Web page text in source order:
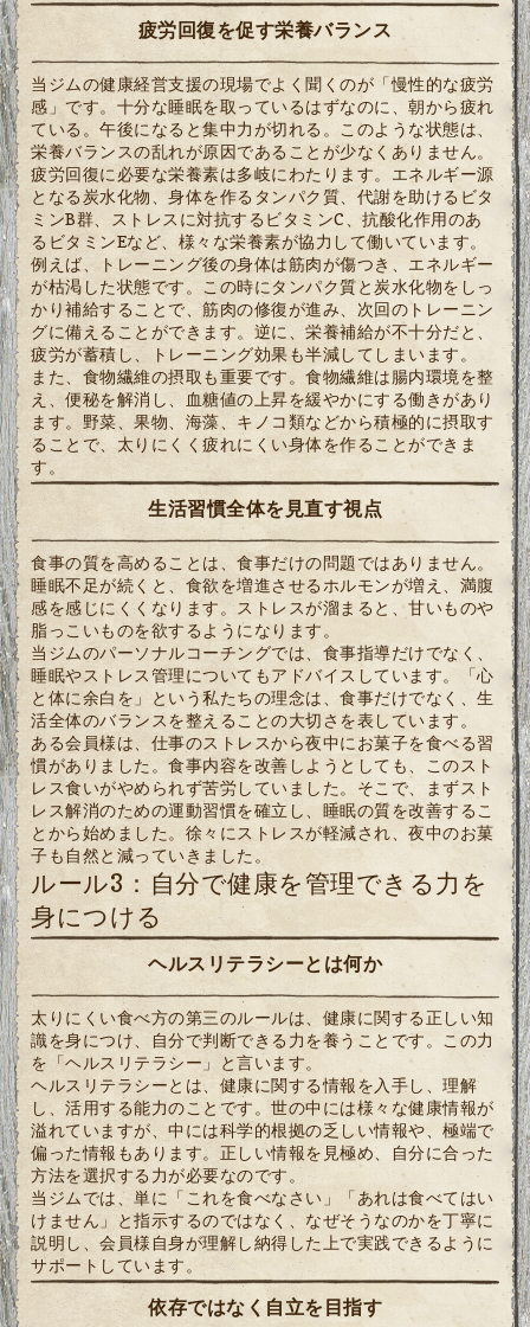
疲労回復を促す栄養バランス
当ジムの健康経営支援の現場でよく聞くのが「慢性的な疲労
感」です。十分な睡眠を取っているはずなのに、朝から疲れ
ている。午後になると集中力が切れる。このような状態は、
栄養バランスの乱れが原因であることが少なくありません。
疲労回復に必要な栄養素は多岐にわたります。エネルギー源
となる炭水化物、身体を作るタンパク質、代謝を助けるビタ
ミンB群、ストレスに対抗するビタミンC、抗酸化作用のあ
るビタミンEなど、様々な栄養素が協力して働いています。
例えば、トレーニング後の身体は筋肉が傷つき、エネルギー
が枯渇した状態です。この時にタンパク質と炭水化物をしっ
かり補給することで、筋肉の修復が進み、次回のトレーニン
グに備えることができます。逆に、栄養補給が不十分だと、
疲労が蓄積し、トレーニング効果も半減してしまいます。
また、食物繊維の摂取も重要です。食物繊維は腸内環境を整
え、便秘を解消し、血糖値の上昇を緩やかにする働きがあり
ます。野菜、果物、海藻、キノコ類などから積極的に摂取す
ることで、太りにくく疲れにくい身体を作ることができま
す。
生活習慣全体を見直す視点
食事の質を高めることは、食事だけの問題ではありません。
睡眠不足が続くと、食欲を増進させるホルモンが増え、満腹
感を感じにくくなります。ストレスが溜まると、甘いものや
脂っこいものを欲するようになります。
当ジムのパーソナルコーチングでは、食事指導だけでなく、
睡眠やストレス管理についてもアドバイスしています。「心
と体に余白を」という私たちの理念は、食事だけでなく、生
活全体のバランスを整えることの大切さを表しています。
ある会員様は、仕事のストレスから夜中にお菓子を食べる習
慣がありました。食事内容を改善しようとしても、このスト
レス食いがやめられず苦労していました。そこで、まずスト
レス解消のための運動習慣を確立し、睡眠の質を改善するこ
とから始めました。徐々にストレスが軽減され、夜中のお菓
子も自然と減っていきました。
ルール3：自分で健康を管理できる力を
身につける
ヘルスリテラシーとは何か
太りにくい食べ方の第三のルールは、健康に関する正しい知
識を身につけ、自分で判断できる力を養うことです。この力
を「ヘルスリテラシー」と言います。
ヘルスリテラシーとは、健康に関する情報を入手し、理解
し、活用する能力のことです。世の中には様々な健康情報が
溢れていますが、中には科学的根拠の乏しい情報や、極端で
偏った情報もあります。正しい情報を見極め、自分に合った
方法を選択する力が必要なのです。
当ジムでは、単に「これを食べなさい」「あれは食べてはい
けません」と指示するのではなく、なぜそうなのかを丁寧に
説明し、会員様自身が理解し納得した上で実践できるように
サポートしています。
依存ではなく自立を目指す